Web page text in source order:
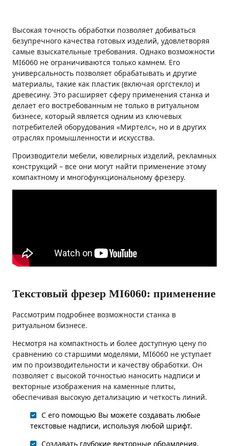
Высокая точность обработки позволяет добиваться
безупречного качества готовых изделий, удовлетворяя
самые взыскательные требования. Однако возможности
MI6060 не ограничиваются только камнем. Его
универсальность позволяет обрабатывать и другие
материалы, такие как пластик (включая оргстекло) и
древесину. Это расширяет сферу применения станка и
делает его востребованным не только в ритуальном
бизнесе, который является одним из ключевых
потребителей оборудования «Миртелс», но и в других
отраслях промышленности и искусства.
Производители мебели, ювелирных изделий, рекламных
конструкций – все они могут найти применение этому
компактному и многофункциональному фрезеру.
Текстовый фрезер MI6060: применение
Рассмотрим подробнее возможности станка в
ритуальном бизнесе.
Несмотря на компактность и более доступную цену по
сравнению со старшими моделями, MI6060 не уступает
им по производительности и качеству обработки. Он
позволяет с высокой точностью наносить надписи и
векторные изображения на каменные плиты,
обеспечивая высокую детализацию и четкость линий.
С его помощью Вы можете создавать любые
текстовые надписи, используя любой шрифт.
Создавать глубокие векторные обрамления,